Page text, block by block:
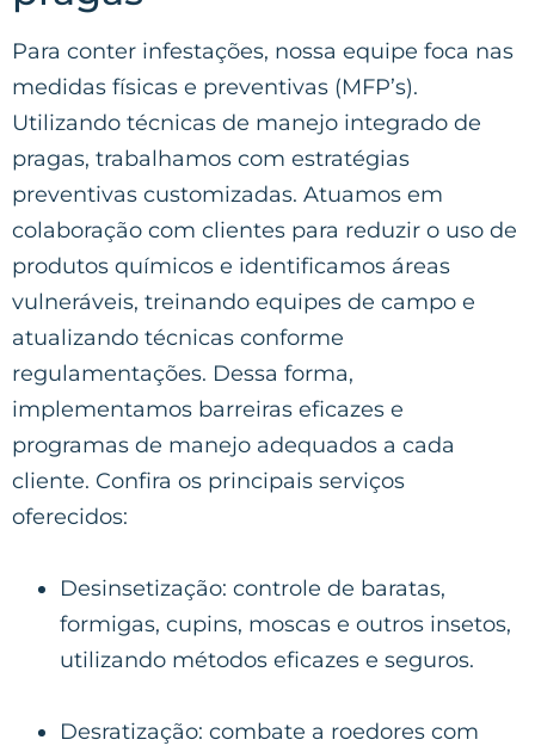
Para conter infestações, nossa equipe foca nas
medidas físicas e preventivas (MFP’s).
Utilizando técnicas de manejo integrado de
pragas, trabalhamos com estratégias
preventivas customizadas. Atuamos em
colaboração com clientes para reduzir o uso de
produtos químicos e identificamos áreas
vulneráveis, treinando equipes de campo e
atualizando técnicas conforme
regulamentações. Dessa forma,
implementamos barreiras eficazes e
programas de manejo adequados a cada
cliente. Confira os principais serviços
oferecidos:
Desinsetização: controle de baratas,
formigas, cupins, moscas e outros insetos,
utilizando métodos eficazes e seguros.
Desratização: combate a roedores com